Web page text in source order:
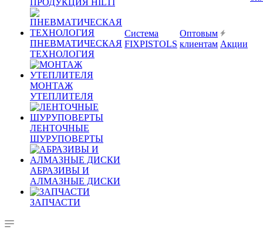
ПРОДУКЦИЯ HILTI
ПНЕВМАТИЧЕСКАЯ
ТЕХНОЛОГИЯ
МОНТАЖ
УТЕПЛИТЕЛЯ
ЛЕНТОЧНЫЕ
ШУРУПОВЕРТЫ
АБРАЗИВЫ И
АЛМАЗНЫЕ ДИСКИ
ЗАПЧАСТИ
Система
FIXPISTOLS
Оптовым
клиентам Акции